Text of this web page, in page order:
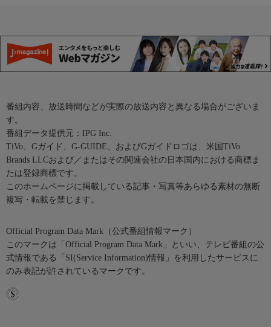
番組内容、放送時間などが実際の放送内容と異なる場合がございま
す。
番組データ提供元：IPG Inc.
TiVo、Gガイド、G-GUIDE、およびGガイドロゴは、米国TiVo
Brands LLCおよび／またはその関連会社の日本国内における商標ま
たは登録商標です。
このホームページに掲載している記事・写真等あらゆる素材の無断
複写・転載を禁じます。
Official Program Data Mark（公式番組情報マーク）
このマークは「Official Program Data Mark」といい、テレビ番組の公
式情報である「SI(Service Information)情報」を利用したサービスに
のみ表記が許されているマークです。